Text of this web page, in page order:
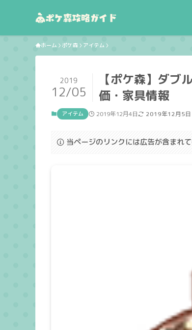
ホーム ポケ森 アイテム
【ポケ森】ダブ
価・家具情報
2019
12/05
アイテム 2019年12月4日 2019年12月5日
当ページのリンクには広告が含まれて